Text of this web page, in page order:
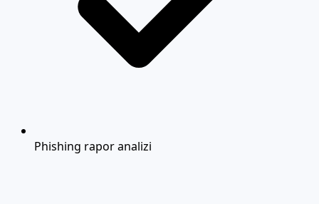
Phishing rapor analizi